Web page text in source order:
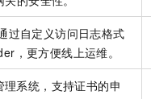
过自定义访问日志格式
，更方便线上运维。
系统，支持证书的申